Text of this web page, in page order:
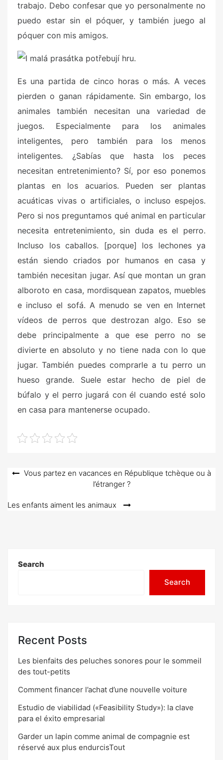
trabajo. Debo confesar que yo personalmente no
puedo estar sin el póquer, y también juego al
póquer con mis amigos.
Es una partida de cinco horas o más. A veces
pierden o ganan rápidamente. Sin embargo, los
animales también necesitan una variedad de
juegos. Especialmente para los animales
inteligentes, pero también para los menos
inteligentes. ¿Sabías que hasta los peces
necesitan entretenimiento? Sí, por eso ponemos
plantas en los acuarios. Pueden ser plantas
acuáticas vivas o artificiales, o incluso espejos.
Pero si nos preguntamos qué animal en particular
necesita entretenimiento, sin duda es el perro.
Incluso los caballos. [porque] los lechones ya
están siendo criados por humanos en casa y
también necesitan jugar. Así que montan un gran
alboroto en casa, mordisquean zapatos, muebles
e incluso el sofá. A menudo se ven en Internet
vídeos de perros que destrozan algo. Eso se
debe principalmente a que ese perro no se
divierte en absoluto y no tiene nada con lo que
jugar. También puedes comprarle a tu perro un
hueso grande. Suele estar hecho de piel de
búfalo y el perro jugará con él cuando esté solo
en casa para mantenerse ocupado.
PostVous partez en vacances en République tchèque ou à
l’étranger ?
Les enfants aiment les animaux
Search
Search
Recent Posts
Les bienfaits des peluches sonores pour le sommeil
des tout-petits
Comment financer l’achat d’une nouvelle voiture
Estudio de viabilidad («Feasibility Study»): la clave
para el éxito empresarial
Garder un lapin comme animal de compagnie est
réservé aux plus endurcisTout